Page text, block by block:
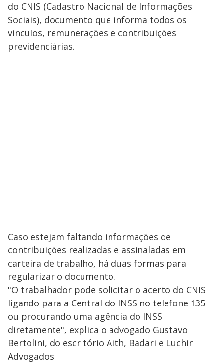
do CNIS (Cadastro Nacional de Informações
Sociais), documento que informa todos os
vínculos, remunerações e contribuições
previdenciárias.
Caso estejam faltando informações de
contribuições realizadas e assinaladas em
carteira de trabalho, há duas formas para
regularizar o documento.
"O trabalhador pode solicitar o acerto do CNIS
ligando para a Central do INSS no telefone 135
ou procurando uma agência do INSS
diretamente", explica o advogado Gustavo
Bertolini, do escritório Aith, Badari e Luchin
Advogados.